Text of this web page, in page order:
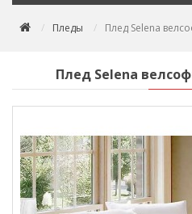
Пледы Плед Selena
Плед Selena